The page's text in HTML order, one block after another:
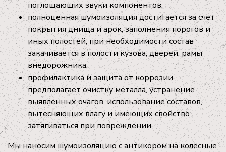
поглощающих звуки компонентов;
полноценная шумоизоляция достигается за счет
покрытия днища и арок, заполнения порогов и
иных полостей, при необходимости состав
закачивается в полости кузова, дверей, рамы
внедорожника;
профилактика и защита от коррозии
предполагает очистку металла, устранение
выявленных очагов, использование составов,
вытесняющих влагу и имеющих свойство
затягиваться при повреждении.
Мы наносим шумоизоляцию с антикором на колесные